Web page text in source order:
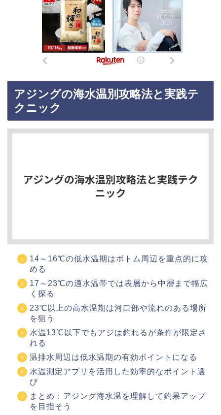
アジングの海水温別攻略法と実践テ
クニック
14～16℃の低水温期はボトム周辺を重点的に攻
める
17～23℃の適水温帯では表層から中層まで幅広
く探る
23℃以上の高水温期は河口部や流れのある場所
を狙う
水温13℃以下でもアジは釣れるが条件が限定さ
れる
温排水周辺は低水温期の有効ポイントになる
水温測定アプリを活用した効率的なポイント選
び
まとめ：アジング海水温を理解して釣果アップ
を目指そう